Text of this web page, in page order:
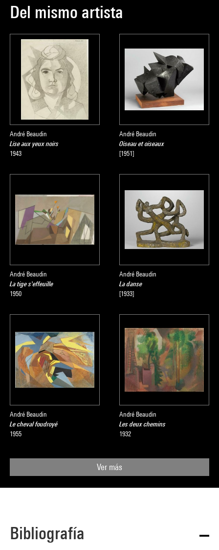
Del mismo artista
André Beaudin
Lise aux yeux noirs
1943
André Beaudin
Oiseau et oiseaux
[1951]
André Beaudin
La tige s'effeuille
1950
André Beaudin
La danse
[1933]
André Beaudin
Le cheval foudroyé
1955
André Beaudin
Les deux chemins
1932
Ver más
Bibliografía